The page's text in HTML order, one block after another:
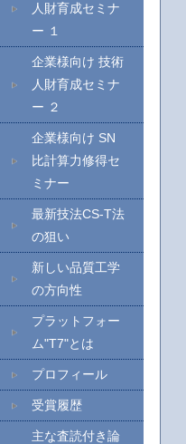
人財育成セミナ
ー １
企業様向け 技術
人財育成セミナ
ー ２
企業様向け SN
比計算力修得セ
ミナー
最新技法CS-T法
の狙い
新しい品質工学
の方向性
プラットフォー
ム"T7"とは
プロフィール
受賞履歴
主な査読付き論